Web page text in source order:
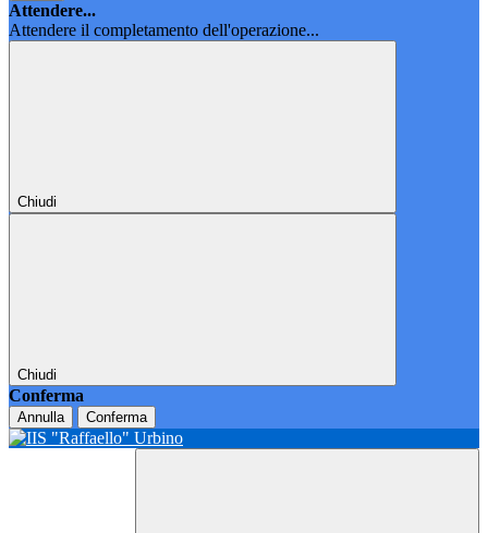
Attendere...
Attendere il completamento dell'operazione...
Chiudi
Chiudi
Conferma
Annulla Conferma